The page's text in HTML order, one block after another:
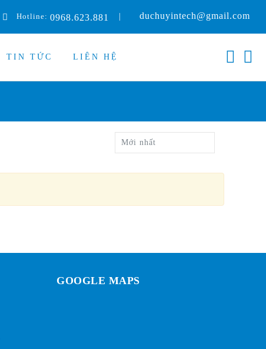
Hotline: 0968.623.881 duchuyintech@gmail.com
TIN TỨC LIÊN HỆ
Mới nhất
GOOGLE MAPS